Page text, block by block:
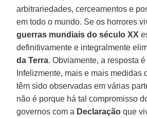
arbitrariedades, cerceamentos e
em todo o mundo. Se os horrores
guerras mundiais do século XX
definitivamente e integralmente
da Terra. Obviamente, a resposta
Infelizmente, mais e mais medidas
têm sido observadas em várias
não é porque há tal compromisso
governos com a Declaração que